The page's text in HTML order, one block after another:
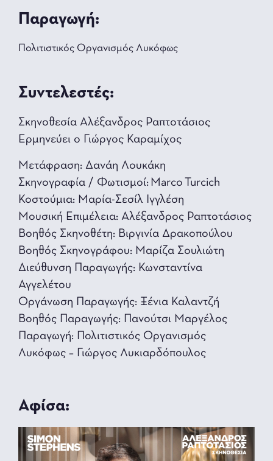
Παραγωγή:
Πολιτιστικός Οργανισμός Λυκόφως
Συντελεστές:
Σκηνοθεσία Αλέξανδρος Ραπτοτάσιος
Ερμηνεύει ο Γιώργος Καραμίχος
Μετάφραση: Δανάη Λουκάκη
Σκηνογραφία / Φωτισμοί: Marco Turcich
Κοστούμια: Μαρία-Σεσίλ Ιγγλέση
Μουσική Επιμέλεια: Αλέξανδρος Ραπτοτάσιος
Βοηθός Σκηνοθέτη: Βιργινία Δρακοπούλου
Βοηθός Σκηνογράφου: Μαρίζα Σουλιώτη
Διεύθυνση Παραγωγής: Κωνσταντίνα
Αγγελέτου
Οργάνωση Παραγωγής: Ξένια Καλαντζή
Βοηθός Παραγωγής: Πανούτσι Μαργέλος
Παραγωγή: Πολιτιστικός Οργανισμός
Λυκόφως – Γιώργος Λυκιαρδόπουλος
Αφίσα: